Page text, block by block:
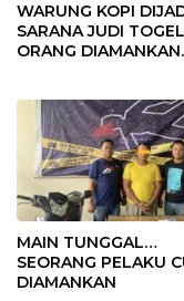
WARUNG KOPI
SARANA JUDI
ORANG DIAMANKAN
MAIN TUNGGAL…
SEORANG PELAKU
DIAMANKAN